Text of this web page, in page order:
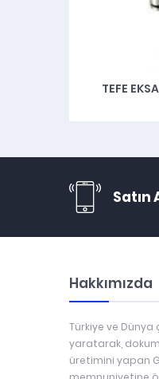
TEFE
Satın
Hakkımızda
Türkiye ve Dünya
yaratarak,
üretimini yapan